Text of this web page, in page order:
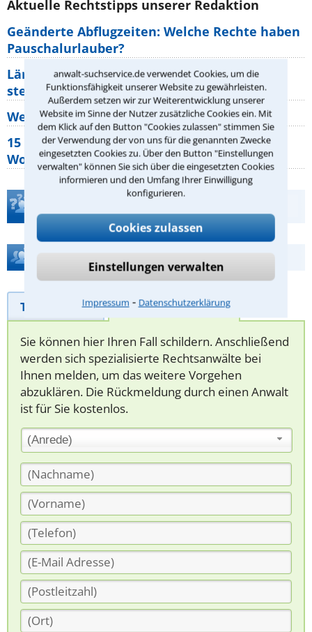
anwalt-suchservice.de verwendet Cookies, um die
Funktionsfähigkeit unserer Website zu gewährleisten.
Außerdem setzen wir zur Weiterentwicklung unserer
Website im Sinne der Nutzer zusätzliche Cookies ein. Mit
dem Klick auf den Button "Cookies zulassen" stimmen Sie
der Verwendung der von uns für die genannten Zwecke
eingesetzten Cookies zu. Über den Button "Einstellungen
verwalten" können Sie sich über die eingesetzten Cookies
informieren und den Umfang Ihrer Einwilligung
konfigurieren.
Cookies zulassen
Einstellungen verwalten
Impressum ⁃ Datenschutzerklärung
Aktuelle Rechtstipps unserer Redaktion
Geänderte Abflugzeiten: Welche Rechte haben
Pauschalurlauber?
Lärm von den Nachbarn: Welche Rechte
stehen mir zu?
Wer muss Zweitwohnungssteuer zahlen?
15 elementare Rechte, die jeder
Wohnungseigentümer kennen sollte
Hilfe bei Ihrer Anwaltsuche?
Telefonhilfe Beratungsanfrage
Sie können hier Ihren Fall schildern. Anschließend
werden sich spezialisierte Rechtsanwälte bei
Ihnen melden, um das weitere Vorgehen
abzuklären. Die Rückmeldung durch einen Anwalt
ist für Sie kostenlos.
(Anrede)